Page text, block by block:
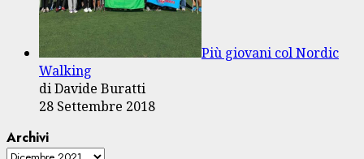
Più giovani col Nordic
Walking
di Davide Buratti
28 Settembre 2018
Archivi